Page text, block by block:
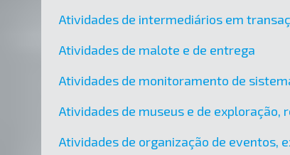
Atividades de intermediários em
Atividades de malote e de entrega
Atividades de monitoramento de
Atividades de museus e de
Atividades de organização de eventos,